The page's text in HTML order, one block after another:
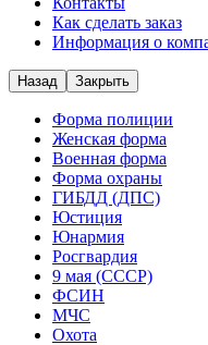
Как сделать заказ
Информация о
Назад Закрыть
Форма полиции
Женская форма
Военная форма
Форма охраны
ГИБДД (ДПС)
Юстиция
Юнармия
Росгвардия
9 мая (СССР)
ФСИН
МЧС
Охота